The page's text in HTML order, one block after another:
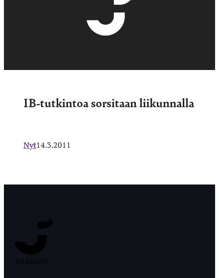
IB-tutkintoa sorsitaan liikunnalla
Nyt14.3.2011